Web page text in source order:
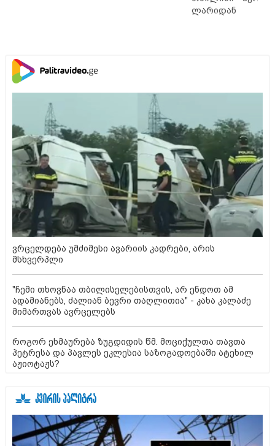
ლარიდან
ვრცელდება უმძიმესი ავარიის კადრები, არის
მსხვერპლი
"ჩემი თხოვნაა თბილისელებისთვის, არ ენდოთ ამ
ადამიანებს, ძალიან ბევრი თაღლითია" - კახა კალაძე
მიმართვას ავრცელებს
როგორ ეხმაურება ზუგდიდის წმ. მოციქულთა თავთა
პეტრესა და პავლეს ეკლესია საზოგადოებაში ატეხილ
აჟიოტაჟს?